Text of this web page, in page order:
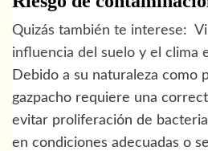
Quizás también te interese:
influencia del suelo y el clima
Debido a su naturaleza como
gazpacho requiere una
evitar proliferación de
en condiciones adecuadas o